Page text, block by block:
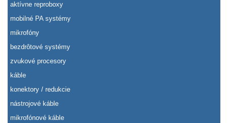
aktívne reproboxy
mobilné PA systémy
mikrofóny
bezdrôtové systémy
zvukové procesory
káble
konektory / redukcie
nástrojové káble
mikrofónové káble